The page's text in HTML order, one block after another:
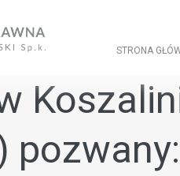
STRONA